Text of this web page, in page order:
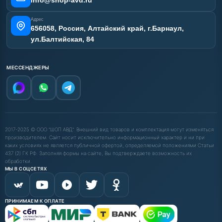
Адрес
656058, Россия, Алтайский край, г.Барнаул,
ул.Балтийская, 84
МЕССЕНДЖЕРЫ
2017-2025 © ООО "ШОП АВД". Внешний вид товаров и комплектация могут изменяться
производителем. Сайт носит исключительно информационный характер и ни при
каких условиях не является публичной офертой, определяемой положениями Статьи
437 (2) ГК РФ. Заполняя формы на сайте, Вы подтверждаете возможность их
обработки.
МЫ В СОЦСЕТЯХ
ПРИНИМАЕМ К ОПЛАТЕ